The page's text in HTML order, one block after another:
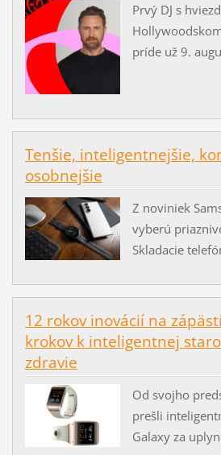
Prvý DJ s
príde už 9.
Tenšie, inteligentnejšie,
osobnejšie
Z noviniek
vyberú
Skladacie
12 rokov inovácií na
krokov k inteligentnej
zdravie
Od svojho
prešli
Galaxy za